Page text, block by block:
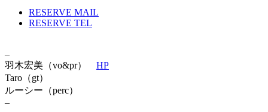
RESERVE MAIL
RESERVE TEL
–
羽木宏美（vo&pr） HP
Taro（gt）
ルーシー（perc）
–